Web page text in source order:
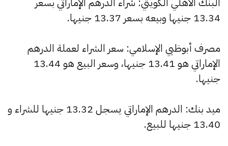
13.34 جنيها وبيعه بسعر 13.37 جنيها.
مصرف أبوظبي الإسلامي: سعر الشراء لعملة الدرهم
الإماراتي هو 13.41 جنيها، وسعر البيع هو 13.44
جنيها.
ميد بنك: الدرهم الإماراتي يسجل 13.32 جنيها للشراء و
13.40 جنيها للبيع.